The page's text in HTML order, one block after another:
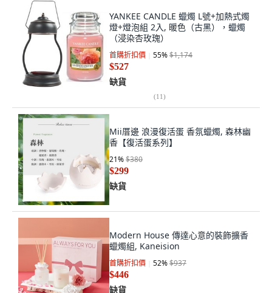
YANKEE CANDLE 蠟燭 L號+加熱式燭
燈+燈泡組 2入, 暖色（古黑），蠟燭
（浸染杏玫瑰）
首購折扣價 55%$1,174
$527
缺貨
(11)
Mii厝邊 浪漫復活蛋 香氛蠟燭, 森林幽
香【復活蛋系列】
21%$380
$299
缺貨
Modern House 傳達心意的裝飾擴香
蠟燭組, Kaneision
首購折扣價 52%$937
$446
缺貨